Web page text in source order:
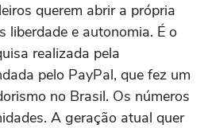
querem abrir a própria
liberdade e autonomia. É o
realizada pela
pelo PayPal, que fez um
no Brasil. Os números
A geração atual quer